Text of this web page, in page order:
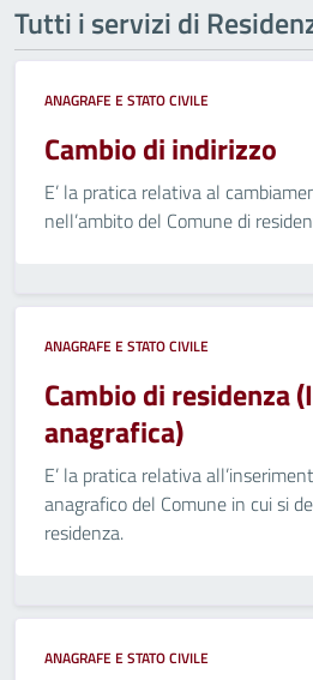
Tutti i servizi di
ANAGRAFE E STATO CIVILE
Cambio di indirizzo
E’ la pratica relativa al
nell’ambito del Comune di
ANAGRAFE E STATO CIVILE
Cambio di residenza
anagrafica)
E’ la pratica relativa
anagrafico del Comune in cui si
residenza.
ANAGRAFE E STATO CIVILE